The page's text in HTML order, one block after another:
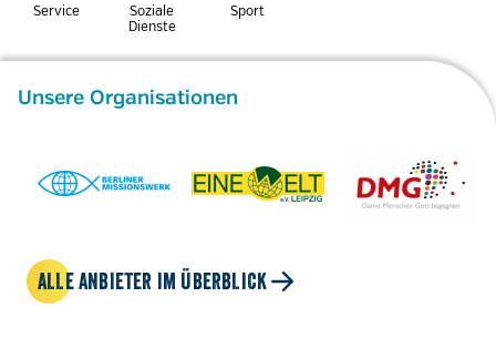
Service
Soziale
Dienste
Sport
Unsere Organisationen
ALLE ANBIETER IM ÜBERBLICK